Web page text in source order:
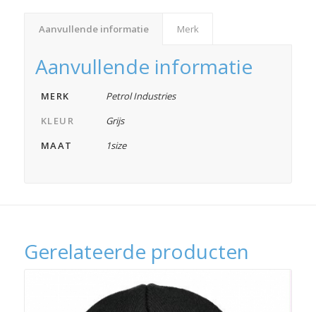
Aanvullende informatie Merk
Aanvullende informatie
MERK
Petrol Industries
KLEUR
Grijs
MAAT
1size
Gerelateerde producten